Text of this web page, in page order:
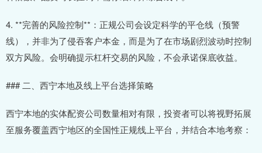
4. **完善的风险控制**：正规公司会设定科学的平仓线（预警
线），并非为了侵吞客户本金，而是为了在市场剧烈波动时控制
双方风险。会明确提示杠杆交易的风险，不会承诺保底收益。
### 二、西宁本地及线上平台选择策略
西宁本地的实体配资公司数量相对有限，投资者可以将视野拓展
至服务覆盖西宁地区的全国性正规线上平台，并结合本地考察：